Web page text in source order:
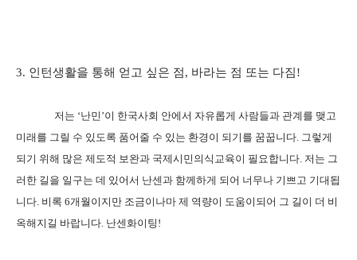
3. 인턴생활을 통해 얻고 싶은 점, 바라는 점 또는 다짐!
저는 ‘난민 ’이 한국사회 안에서 자유롭게 사람들과 관계를 맺고
미래를 그릴 수 있도록 품어줄 수 있는 환경이 되기를 꿈꿉니다. 그렇게
되기 위해 많은 제도적 보완과 국제시민의식교육이 필요합니다. 저는 그
러한 길을 일구는 데 있어서 난센과 함께하게 되어 너무나 기쁘고 기대됩
니다. 비록 6개월이지만 조금이나마 제 역량이 도움이되어 그 길이 더 비
옥해지길 바랍니다. 난센화이팅 !